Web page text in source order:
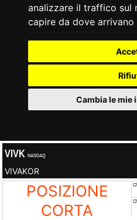
analizzare il traffico sul
capire da dove
Cambia le mie
VIVK NASDAQ
VIVAKOR
POSIZIONE
CORTA